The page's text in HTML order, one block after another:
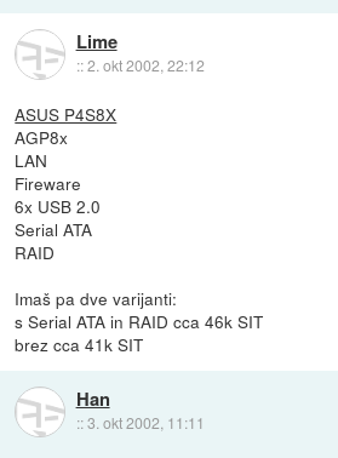
Lime
::2. okt 2002, 22:12
ASUS P4S8X
AGP8x
LAN
Fireware
6x USB 2.0
Serial ATA
RAID
Imaš pa dve varijanti:
s Serial ATA in RAID cca 46k SIT
brez cca 41k SIT
Han
::3. okt 2002, 11:11